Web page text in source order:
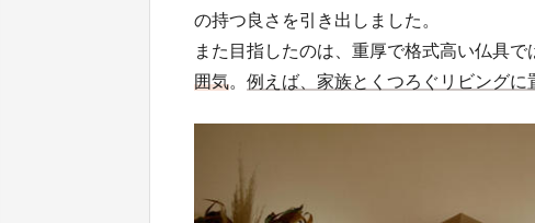
の持つ良さを引き出しました。
また目指したのは、重厚で格式高い仏具で
囲気。 例えば、家族とくつろぐリビングに